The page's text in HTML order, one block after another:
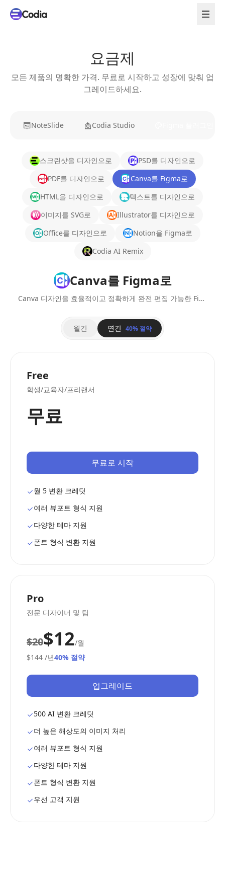
요금제
모든 제품의 명확한 가격. 무료로 시작하고 성장에 맞춰 업
그레이드하세요.
NoteSlide Codia Studio
스크린샷을 디자인으로
PSD를 디자인으로
PDF를 디자인으로
Canva를 Figma로
HTML을 디자인으로
텍스트를 디자인으로
이미지를 SVG로
Illustrator를 디자인으로
Office를 디자인으로
Notion을 Figma로
Codia AI Remix
Canva를 Figma로
Canva 디자인을 효율적이고 정확하게 완전 편집 가능한 Figma 레이어로 변환.
월간 연간 40% 절약
Free
학생/교육자/프리랜서
무료
무료로 시작
월 5 변환 크레딧
여러 뷰포트 형식 지원
다양한 테마 지원
폰트 형식 변환 지원
Pro
전문 디자이너 및 팀
$20$12/월
$144 /년40% 절약
업그레이드
500 AI 변환 크레딧
더 높은 해상도의 이미지 처리
여러 뷰포트 형식 지원
다양한 테마 지원
폰트 형식 변환 지원
우선 고객 지원